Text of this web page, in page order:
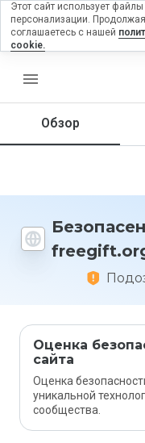
menu
Обзор
Оценка
сайта
Оценка
уникальной
сообщества.
на
вы
сайт от
1 до 5?
Этот сайт использует
персонализации.
соглашаетесь с нашей
cookie.